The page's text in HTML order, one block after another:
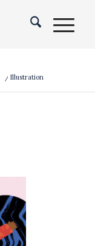
/ Illustration